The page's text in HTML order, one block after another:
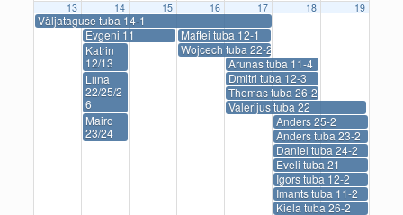
13
Väljataguse tuba 14-1
14
Evgeni 11
Katrin
12/13
Liina
22/25/2
6
Mairo
23/24
15 16
Maftei tuba 12-1
Wojcech tuba 22-2
17
Arunas tuba 11-4
Dmitri tuba 12-3
Thomas tuba 26-2
Valerijus tuba 22
18
Anders 25-2
Anders tuba 23-2
Daniel tuba 24-2
Eveli tuba 21
Igors tuba 12-2
Imants tuba 11-2
Kiela tuba 26-2
19